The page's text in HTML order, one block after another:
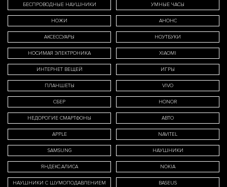
БЕСПРОВОДНЫЕ НАУШНИКИ УМНЫЕ ЧАСЫ
НОЖИ АНОНС
АКСЕССУАРЫ НОУТБУКИ
НОСИМАЯ ЭЛЕКТРОНИКА XIAOMI
ИНТЕРНЕТ ВЕЩЕЙ ИГРЫ
ПЛАНШЕТЫ VIVO
СБЕР HONOR
НЕДОРОГИЕ СМАРТФОНЫ АВТО
APPLE NAVITEL
SAMSUNG НАУШНИКИ
ЯНДЕКС.АЛИСА NOKIA
НАУШНИКИ С ШУМОПОДАВЛЕНИЕМ BASEUS